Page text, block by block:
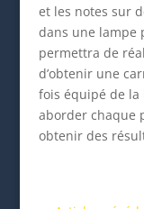
et les notes sur
dans une lampe
permettra de
d’obtenir une
fois équipé de
aborder chaque
obtenir des